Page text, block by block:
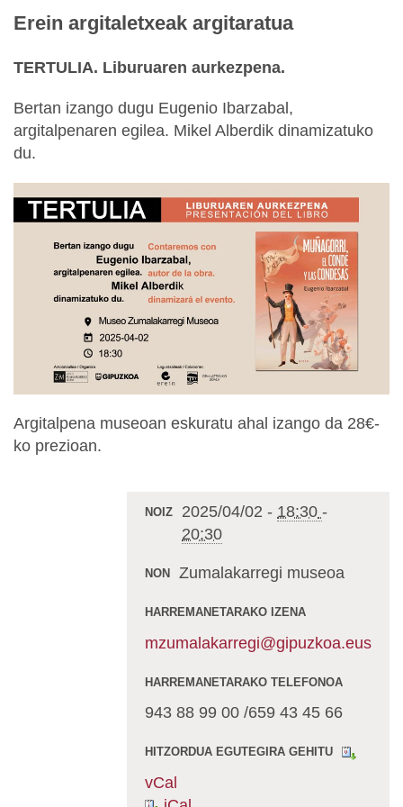
Erein argitaletxeak argitaratua
TERTULIA. Liburuaren aurkezpena.
Bertan izango dugu Eugenio Ibarzabal,
argitalpenaren egilea. Mikel Alberdik dinamizatuko
du.
Argitalpena museoan eskuratu ahal izango da 28€-
ko prezioan.
NOIZ 2025/04/02 - 18:30 -
20:30
NON Zumalakarregi museoa
HARREMANETARAKO IZENA
mzumalakarregi@gipuzkoa.eus
HARREMANETARAKO TELEFONOA
943 88 99 00 /659 43 45 66
HITZORDUA EGUTEGIRA GEHITU
vCal